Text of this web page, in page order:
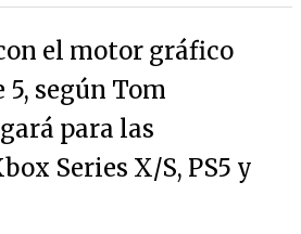
el motor gráfico
según Tom
para las
Series X/S, PS5 y